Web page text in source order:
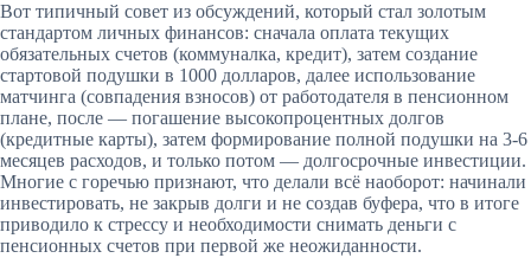
Вот типичный совет из обсуждений, который стал золотым
стандартом личных финансов: сначала оплата текущих
обязательных счетов (коммуналка, кредит), затем создание
стартовой подушки в 1000 долларов, далее использование
матчинга (совпадения взносов) от работодателя в пенсионном
плане, после — погашение высокопроцентных долгов
(кредитные карты), затем формирование полной подушки на 3-6
месяцев расходов, и только потом — долгосрочные инвестиции.
Многие с горечью признают, что делали всё наоборот: начинали
инвестировать, не закрыв долги и не создав буфера, что в итоге
приводило к стрессу и необходимости снимать деньги с
пенсионных счетов при первой же неожиданности.